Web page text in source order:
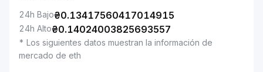
24h Bajo₴0.13417560417014915
24h Alto₴0.14024003825693557
* Los siguientes datos muestran la información de
mercado de eth